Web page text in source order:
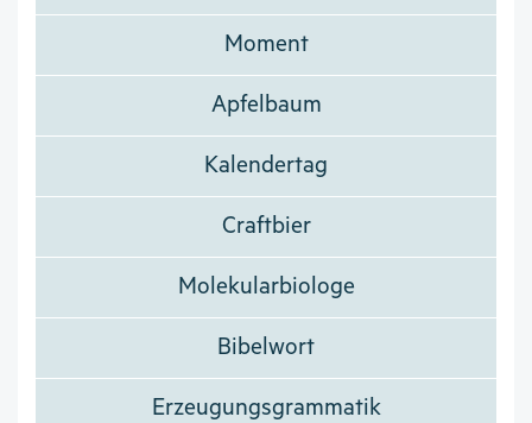
Moment
Apfelbaum
Kalendertag
Craftbier
Molekularbiologe
Bibelwort
Erzeugungsgrammatik